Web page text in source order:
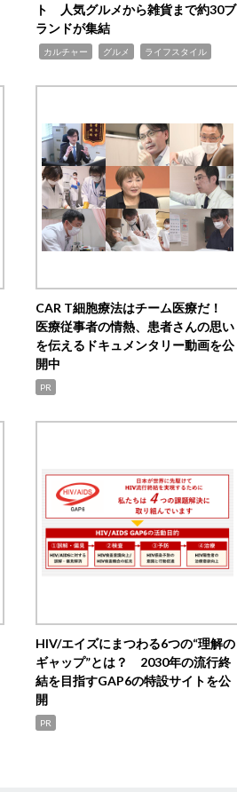
ト 人気グルメから雑貨まで約30ブ
ランドが集結
カルチャー グルメ ライフスタイル
CAR T細胞療法はチーム医療だ！
医療従事者の情熱、患者さんの思い
を伝えるドキュメンタリー動画を公
開中
PR
HIV/エイズにまつわる6つの“理解の
ギャップ”とは？ 2030年の流行終
結を目指すGAP6の特設サイトを公
開
PR